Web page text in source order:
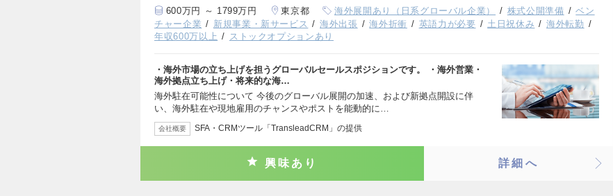
600万円 ～ 1799万円 東京都 海外展開あり（日系グローバル企業） 株式公開準備
ベン
チャー企業
新規事業・新サービス 海外出張 海外折衝 英語力が必要 土日祝休み
海外転勤
年収600万以上
ストックオプションあり
・海外市場の立ち上げを担うグローバルセールスポジションです。 ・海外営業・
海外拠点立ち上げ・将来的な海…
海外駐在可能性について 今後のグローバル展開の加速、および新拠点開設に伴
い、海外駐在や現地雇用のチャンスやポストを能動的に…
会社概要 SFA・CRMツール「TransleadCRM」の提供
興味あり 詳細へ